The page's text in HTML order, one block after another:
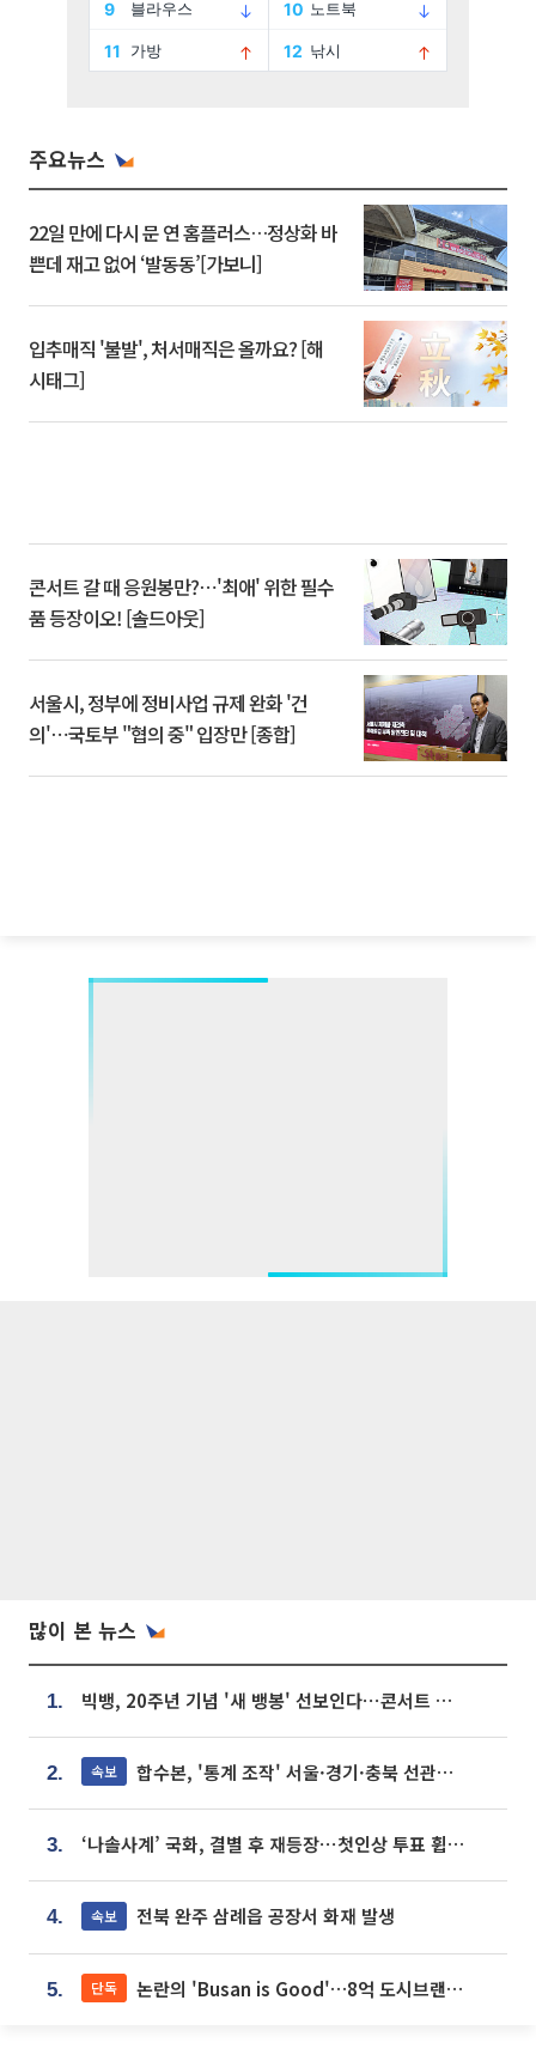
주요뉴스
22일 만에 다시 문 연 홈플러스…정상화 바
쁜데 재고 없어 ‘발동동’[가보니]
입추매직 '불발', 처서매직은 올까요? [해
시태그]
콘서트 갈 때 응원봉만?⋯'최애' 위한 필수
품 등장이오! [솔드아웃]
서울시, 정부에 정비사업 규제 완화 '건
의'⋯국토부 "협의 중" 입장만 [종합]
많이 본 뉴스
1. 빅뱅, 20주년 기념 '새 뱅봉' 선보인다⋯콘서트 앞두고 팝업 개최
2. 속보 합수본, '통계 조작' 서울·경기·충북 선관위 등 추가 압수수색
3. ‘나솔사계’ 국화, 결별 후 재등장⋯첫인상 투표 휩쓸고 ‘인기녀’ 등극
4. 속보 전북 완주 삼례읍 공장서 화재 발생
5. 단독 논란의 'Busan is Good'…8억 도시브랜드, 용산 대통령실 CI 업체가 수행